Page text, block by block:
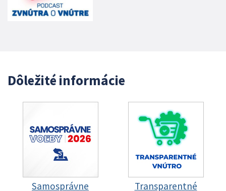
Dôležité informácie
Samosprávne
Transparentné